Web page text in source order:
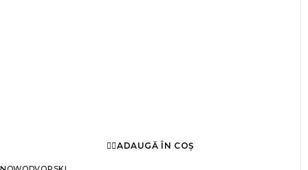
ADAUGĂ ÎN COȘ